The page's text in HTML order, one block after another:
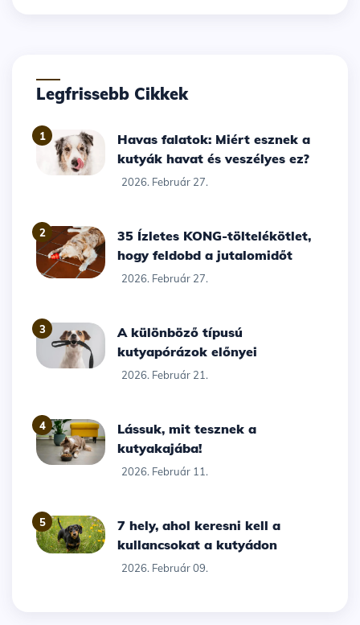
Legfrissebb Cikkek
1
Havas falatok: Miért esznek a
kutyák havat és veszélyes ez?
2026. Február 27.
2
35 Ízletes KONG-töltelékötlet,
hogy feldobd a jutalomidőt
2026. Február 27.
3
A különböző típusú
kutyapórázok előnyei
2026. Február 21.
4
Lássuk, mit tesznek a
kutyakajába!
2026. Február 11.
5
7 hely, ahol keresni kell a
kullancsokat a kutyádon
2026. Február 09.